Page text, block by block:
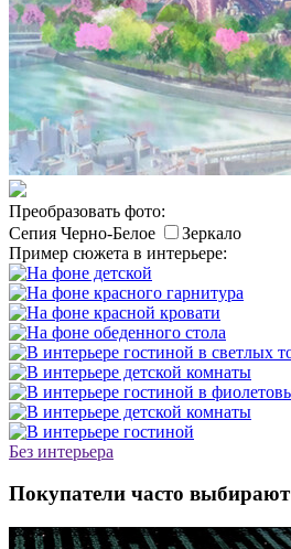
Преобразовать фото:
Сепия Черно-Белое
Зеркало
Пример сюжета в интерьере:
Без интерьера
Покупатели часто выбирают